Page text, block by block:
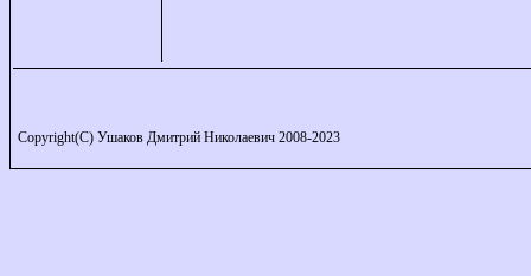
Copyright(C) Ушаков Дмитрий Николаевич 2008-2023